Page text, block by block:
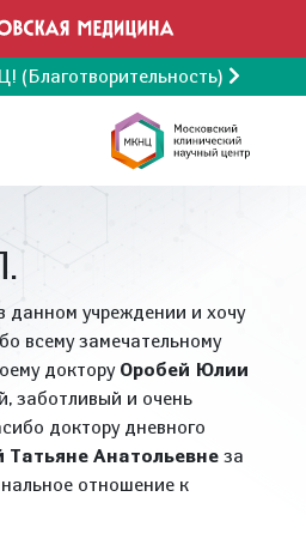
данном учреждении и хочу
всему замечательному
доктору Оробей Юлии
заботливый и очень
доктору дневного
Татьяне Анатольевне за
отношение к